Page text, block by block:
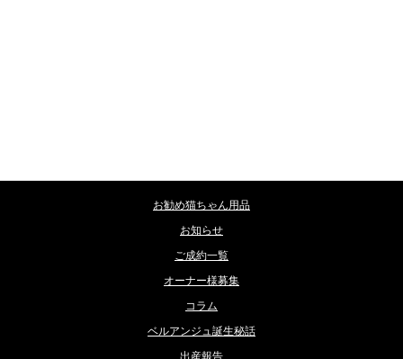
お勧め猫ちゃん用品
お知らせ
ご成約一覧
オーナー様募集
コラム
ベルアンジュ誕生秘話
出産報告